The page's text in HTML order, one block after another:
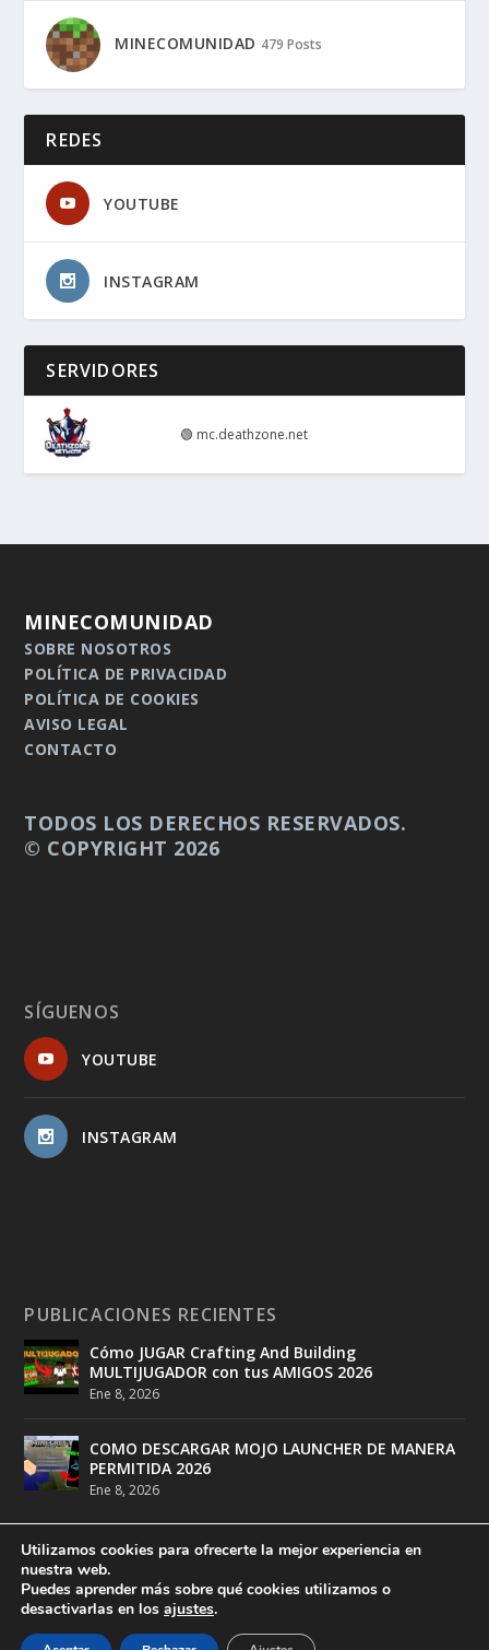
MINECOMUNIDAD 479 Posts
REDES
YOUTUBE
INSTAGRAM
SERVIDORES
🟢 mc.deathzone.net
MINECOMUNIDAD
SOBRE NOSOTROS
POLÍTICA DE PRIVACIDAD
POLÍTICA DE COOKIES
AVISO LEGAL
CONTACTO
TODOS LOS DERECHOS RESERVADOS.
© COPYRIGHT 2026
SÍGUENOS
YOUTUBE
INSTAGRAM
PUBLICACIONES RECIENTES
Cómo JUGAR Crafting And Building
MULTIJUGADOR con tus AMIGOS 2026
Ene 8, 2026
COMO DESCARGAR MOJO LAUNCHER DE MANERA
PERMITIDA 2026
Ene 8, 2026
Diseñado porDeathMatch Studios
DeathMatch Studios
Utilizamos cookies para ofrecerte la mejor experiencia en
nuestra web.
Puedes aprender más sobre qué cookies utilizamos o
desactivarlas en los ajustes.